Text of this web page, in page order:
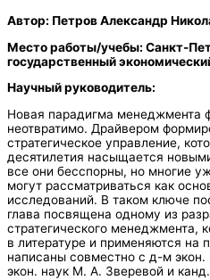
Автор: Петров Александр
Место работы/учебы: Санкт-
государственный
Научный руководитель:
Новая парадигма менеджмента
неотвратимо. Драйвером
стратегическое управление,
десятилетия насыщается
все они бесспорны, но многие
могут рассматриваться как
исследований. В таком ключе
глава посвящена одному из
стратегического менеджмента,
в литературе и применяются на
написаны совместно с д-м
экон. наук М. А. Зверевой и